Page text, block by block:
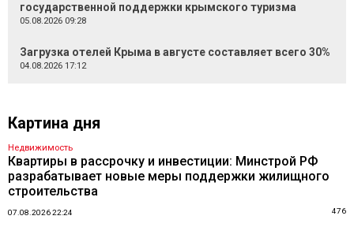
государственной поддержки крымского туризма
05.08.2026 09:28
Загрузка отелей Крыма в августе составляет всего 30%
04.08.2026 17:12
Картина дня
Недвижимость
Квартиры в рассрочку и инвестиции: Минстрой РФ
разрабатывает новые меры поддержки жилищного
строительства
07.08.2026 22:24 476